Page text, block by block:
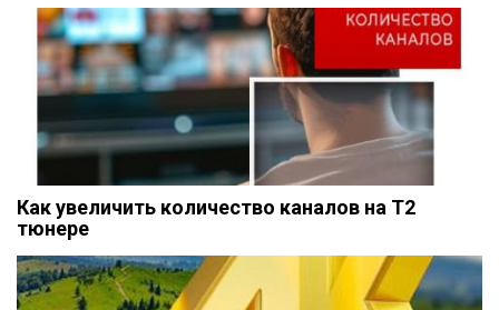
Как увеличить количество каналов на Т2
тюнере